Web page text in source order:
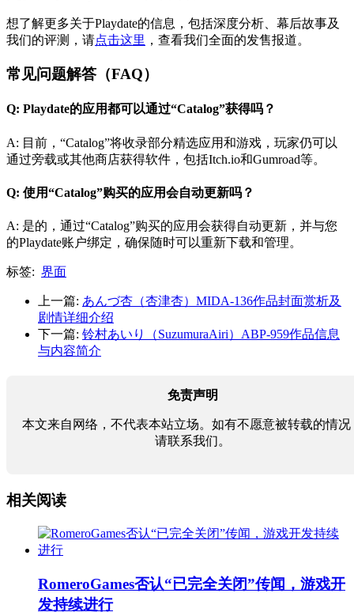
想了解更多关于Playdate的信息，包括深度分析、幕后故事及
我们的评测，请点击这里 ，查看我们全面的发售报道。
常见问题解答（FAQ）
Q: Playdate的应用都可以通过“Catalog”获得吗？
A: 目前，“Catalog”将收录部分精选应用和游戏，玩家仍可以
通过旁载或其他商店获得软件，包括Itch.io和Gumroad等。
Q: 使用“Catalog”购买的应用会自动更新吗？
A: 是的，通过“Catalog”购买的应用会获得自动更新，并与您
的Playdate账户绑定，确保随时可以重新下载和管理。
标签: 界面
上一篇: あんづ杏（杏津杏）MIDA-136作品封面赏析及
剧情详细介绍
下一篇: 铃村あいり（SuzumuraAiri）ABP-959作品信息
与内容简介
免责声明
本文来自网络，不代表本站立场。如有不愿意被转载的情况
请联系我们。
相关阅读
RomeroGames否认“已完全关闭”传闻，游戏开
发持续进行